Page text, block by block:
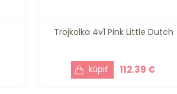
Trojkolka 4v1 Pink Little Dutch
112.39 €